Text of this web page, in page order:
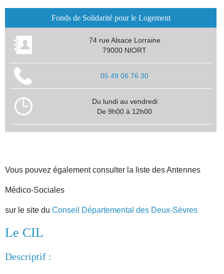
Fonds de Solidarité pour le Logement
74 rue Alsace Lorraine
79000 NIORT
05 49 06 76 30
Du lundi au vendredi
De 9h00 à 12h00
Vous pouvez également consulter la liste des Antennes
Médico-Sociales
sur le site du Conseil Départemental des Deux-Sèvres
Le CIL
Descriptif :